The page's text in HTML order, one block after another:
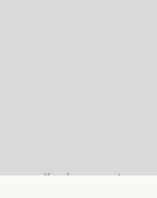
Kundensupport